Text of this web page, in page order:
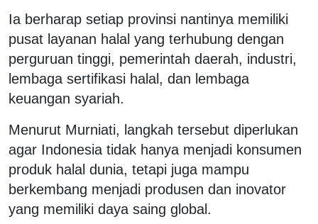
Ia berharap setiap provinsi nantinya memiliki
pusat layanan halal yang terhubung dengan
perguruan tinggi, pemerintah daerah, industri,
lembaga sertifikasi halal, dan lembaga
keuangan syariah.
Menurut Murniati, langkah tersebut diperlukan
agar Indonesia tidak hanya menjadi konsumen
produk halal dunia, tetapi juga mampu
berkembang menjadi produsen dan inovator
yang memiliki daya saing global.